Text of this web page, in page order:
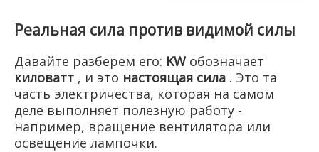
Реальная сила против видимой силы
Давайте разберем его: KW обозначает
киловатт , и это настоящая сила . Это та
часть электричества, которая на самом
деле выполняет полезную работу -
например, вращение вентилятора или
освещение лампочки.